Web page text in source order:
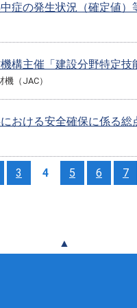
症の発生状況（確定値）
構主催「建設分野特定
（JAC）
おける安全確保に係る総
3 4 5 6 7
▲